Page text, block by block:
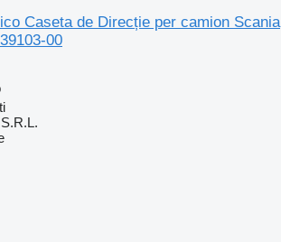
Caseta de Direcție per camion Scania
00